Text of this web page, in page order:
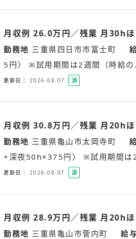
社
月収例 26.0万円／残業 月30h
勤務地 三重県四日市市富士町
5円〉 ※試用期間は2週間（時給
更新日 2026-08-07
派
社
月収例 30.8万円／残業 月20hほ
勤務地 三重県亀山市太岡寺町
+深夜50h×375円〉 ※試用期間は
更新日 2026-08-07
派
社
月収例 28.9万円／残業 月20hほ
勤務地 三重県亀山市菅内町 給